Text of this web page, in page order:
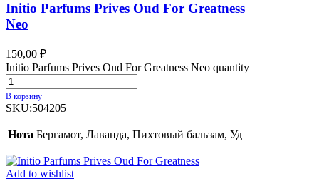
Initio Parfums Prives Oud For Greatness
Neo
150,00 ₽
Initio Parfums Prives Oud For Greatness Neo quantity
В корзину
SKU:504205
Нота Бергамот, Лаванда, Пихтовый бальзам, Уд
Add to wishlist